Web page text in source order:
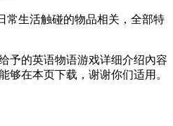
常生活触碰的物品相关，全部特
予的英语物语游戏详细介绍內容
够在本页下载，谢谢你们适用。